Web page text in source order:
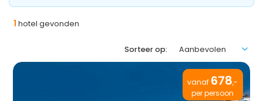
1 hotel gevonden
Sorteer op:
vanaf 678,-
per persoon